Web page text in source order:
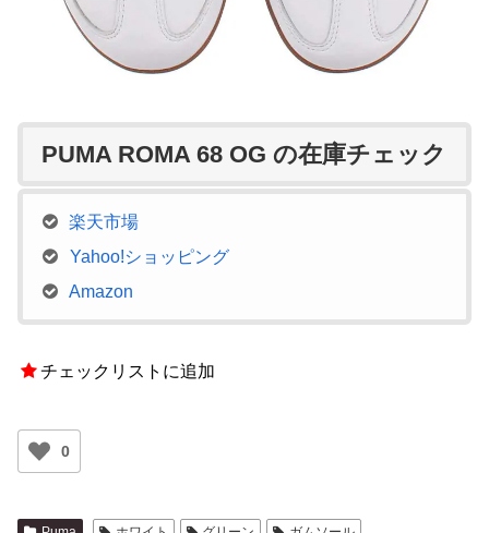
PUMA ROMA 68 OG の在庫チェック
楽天市場
Yahoo!ショッピング
Amazon
チェックリストに追加
0